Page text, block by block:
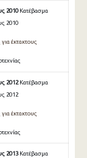
2010 Κατέβασμα
2010
έκτακτους
2012 Κατέβασμα
2012
έκτακτους
2013 Κατέβασμα